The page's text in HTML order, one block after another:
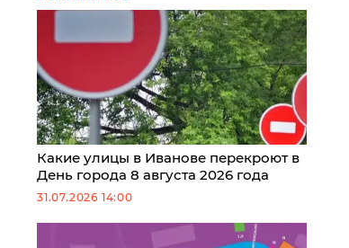
Какие улицы в Иванове перекроют в
День города 8 августа 2026 года
31.07.2026 14:00